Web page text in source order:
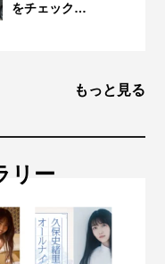
をチェック…
もっと見る
リー